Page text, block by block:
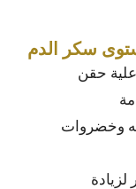
سكر الدم
حقن
وخضروات
لزيادة